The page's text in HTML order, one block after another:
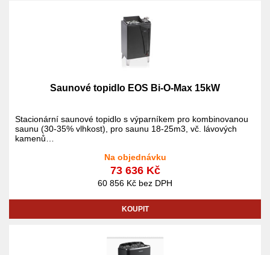
Saunové topidlo EOS Bi-O-Max 15kW
Stacionární saunové topidlo s výparníkem pro kombinovanou
saunu (30-35% vlhkost), pro saunu 18-25m3, vč. lávových
kamenů
Na objednávku
73 636 Kč
60 856 Kč bez DPH
KOUPIT